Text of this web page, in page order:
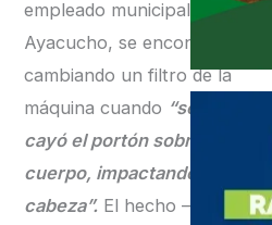
empleado municipal de
Ayacucho, se encontraba
cambiando un filtro de la
máquina cuando “se le
cayó el portón sobre el
cuerpo, impactando en la
cabeza”. El hecho –